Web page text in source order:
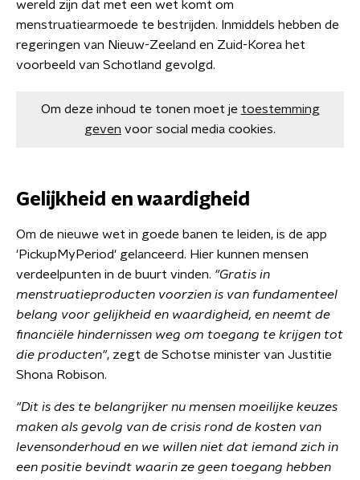
wereld zijn dat met een wet komt om
menstruatiearmoede te bestrijden. Inmiddels hebben de
regeringen van Nieuw-Zeeland en Zuid-Korea het
voorbeeld van Schotland gevolgd.
Om deze inhoud te tonen moet je toestemming
geven voor social media cookies.
Gelijkheid en waardigheid
Om de nieuwe wet in goede banen te leiden, is de app
'PickupMyPeriod' gelanceerd. Hier kunnen mensen
verdeelpunten in de buurt vinden. "Gratis in
menstruatieproducten voorzien is van fundamenteel
belang voor gelijkheid en waardigheid, en neemt de
financiële hindernissen weg om toegang te krijgen tot
die producten", zegt de Schotse minister van Justitie
Shona Robison.
"Dit is des te belangrijker nu mensen moeilijke keuzes
maken als gevolg van de crisis rond de kosten van
levensonderhoud en we willen niet dat iemand zich in
een positie bevindt waarin ze geen toegang hebben